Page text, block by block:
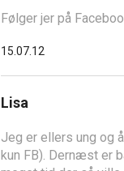
Følger jer på
15.07.12
Lisa
Jeg er ellers ung og
kun FB). Dernæst er